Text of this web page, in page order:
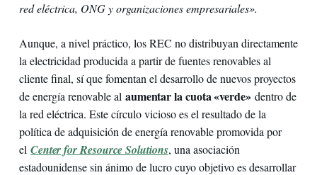
red eléctrica, ONG y organizaciones empresariales».
Aunque, a nivel práctico, los REC no distribuyan directamente
la electricidad producida a partir de fuentes renovables al
cliente final, sí que fomentan el desarrollo de nuevos proyectos
de energía renovable al aumentar la cuota «verde»dentro de
la red eléctrica. Este círculo vicioso es el resultado de la
política de adquisición de energía renovable promovida por
el Center for Resource Solutions, una asociación
estadounidense sin ánimo de lucro cuyo objetivo es desarrollar